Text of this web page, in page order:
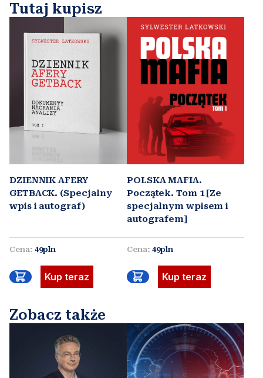
Tutaj kupisz
DZIENNIK AFERY
GETBACK. (Specjalny
wpis i autograf)
Cena: 49pln
Kup teraz
POLSKA MAFIA.
Początek. Tom 1 [Ze
specjalnym wpisem i
autografem]
Cena: 49pln
Kup teraz
Zobacz także